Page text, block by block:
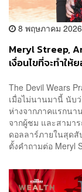
8 พฤษภาคม 2026
Meryl Streep,
เงื่อนไขที่จะทำใ
The Devil Wears
เมื่อไม่นานมานี้ นับ
ห่างจากภาคแรกนา
จากผู้ชม และสามา
ดอลลาร์ภายในสุด
ตั้งคำถามต่อ Meryl